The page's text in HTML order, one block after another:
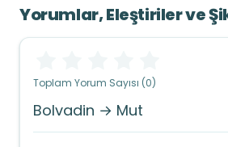
Yorumlar, Eleştiriler ve
Toplam Yorum Sayısı (0)
Bolvadin → Mut